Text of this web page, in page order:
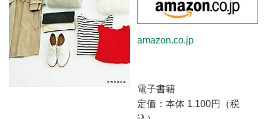
amazon.co.jp
電子書籍
定価：本体 1,100円（税